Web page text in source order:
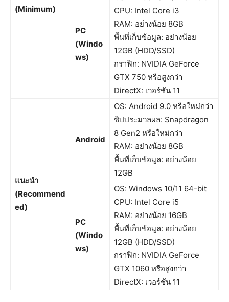
(Minimum)
PC
(Windo
ws)
CPU: Intel Core i3
RAM: อย่างน้อย 8GB
พื้นที่เก็บข้อมูล: อย่างน้อย
12GB (HDD/SSD)
กราฟิก: NVIDIA GeForce
GTX 750 หรือสูงกว่า
DirectX: เวอร์ชัน 11
แนะนำ
(Recommend
ed)
Android
OS: Android 9.0 หรือใหม่กว่า
ชิปประมวลผล: Snapdragon
8 Gen2 หรือใหม่กว่า
RAM: อย่างน้อย 8GB
พื้นที่เก็บข้อมูล: อย่างน้อย
12GB
PC
(Windo
ws)
OS: Windows 10/11 64-bit
CPU: Intel Core i5
RAM: อย่างน้อย 16GB
พื้นที่เก็บข้อมูล: อย่างน้อย
12GB (HDD/SSD)
กราฟิก: NVIDIA GeForce
GTX 1060 หรือสูงกว่า
DirectX: เวอร์ชัน 11